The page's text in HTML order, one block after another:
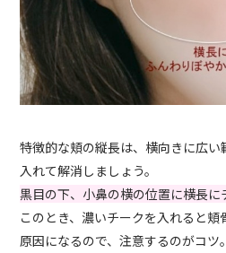
特徴的な頬の縦長は、横向きに広
入れて解消しましょう。
黒目の下、小鼻の横の位置に横長に
このとき、濃いチークを入れると
原因になるので、注意するのがコツ